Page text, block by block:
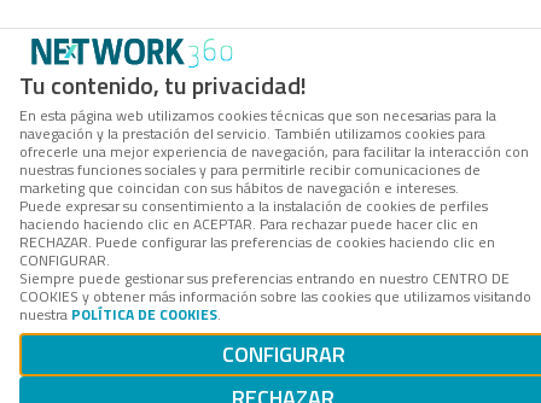
Tu contenido, tu privacidad!
En esta página web utilizamos cookies técnicas que son necesarias para la
navegación y la prestación del servicio. También utilizamos cookies para
ofrecerle una mejor experiencia de navegación, para facilitar la interacción con
nuestras funciones sociales y para permitirle recibir comunicaciones de
marketing que coincidan con sus hábitos de navegación e intereses.
Puede expresar su consentimiento a la instalación de cookies de perfiles
haciendo haciendo clic en ACEPTAR. Para rechazar puede hacer clic en
RECHAZAR. Puede configurar las preferencias de cookies haciendo clic en
CONFIGURAR.
Siempre puede gestionar sus preferencias entrando en nuestro CENTRO DE
COOKIES y obtener más información sobre las cookies que utilizamos visitando
nuestra POLÍTICA DE COOKIES.
CONFIGURAR